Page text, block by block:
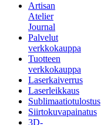
Artisan
Atelier
Journal
Palvelut
verkkokauppa
Tuotteen
verkkokauppa
Laserkaiverrus
Laserleikkaus
Sublimaatiotulostus
Siirtokuvapainatus
3D-